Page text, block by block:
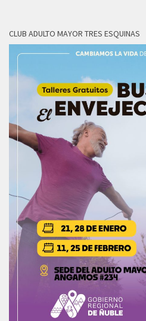
CLUB ADULTO MAYOR TRES ESQUINAS